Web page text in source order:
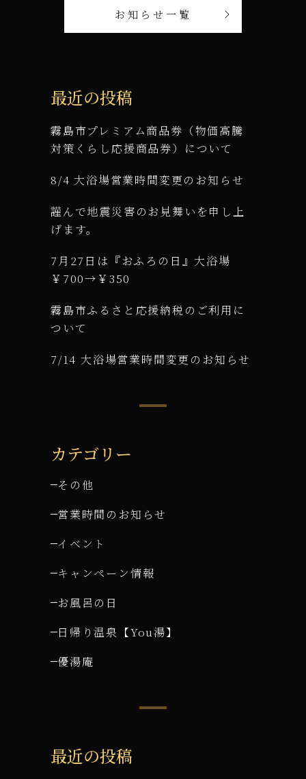
お知らせ一覧
最近の投稿
霧島市プレミアム商品券（物価高騰
対策くらし応援商品券）について
8/4 大浴場営業時間変更のお知らせ
謹んで地震災害のお見舞いを申し上
げます。
7月27日は『おふろの日』大浴場
￥700→￥350
霧島市ふるさと応援納税のご利用に
ついて
7/14 大浴場営業時間変更のお知らせ
カテゴリー
その他
営業時間のお知らせ
イベント
キャンペーン情報
お風呂の日
日帰り温泉【You湯】
優湯庵
最近の投稿